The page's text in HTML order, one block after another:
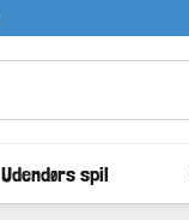
Udendørs spil